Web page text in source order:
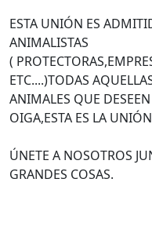
ESTA UNIÓN ES
ANIMALISTAS
(
ETC....)TODAS
ANIMALES QUE DESEEN
OIGA,ESTA ES LA
ÚNETE A NOSOTROS
GRANDES COSAS.